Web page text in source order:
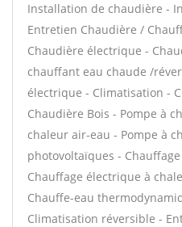
Installation de chaudière -
Entretien Chaudière /
Chaudière électrique -
chauffant eau chaude /
électrique - Climatisation -
Chaudière Bois - Pompe à
chaleur air-eau - Pompe à
photovoltaïques -
Chauffage électrique à
Chauffe-eau
Climatisation réversible -